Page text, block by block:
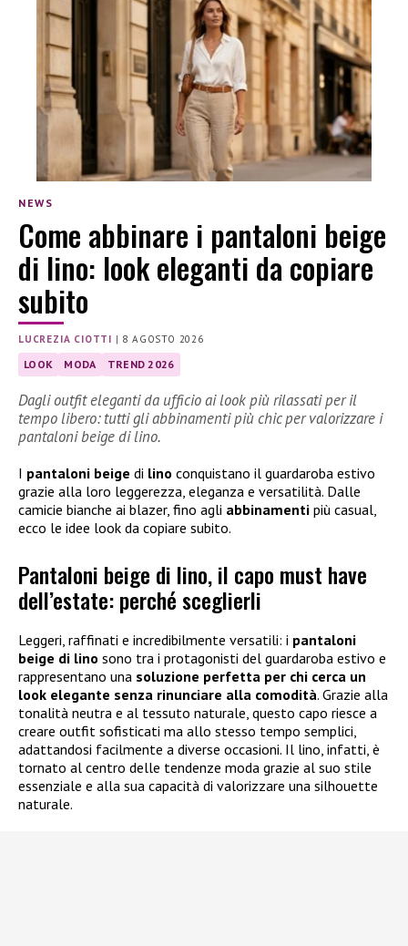
NEWS
Come abbinare i pantaloni beige
di lino: look eleganti da copiare
subito
LUCREZIA CIOTTI | 8 AGOSTO 2026
LOOK MODA TREND 2026
Dagli outfit eleganti da ufficio ai look più rilassati per il
tempo libero: tutti gli abbinamenti più chic per valorizzare i
pantaloni beige di lino.
I pantaloni beige di lino conquistano il guardaroba estivo
grazie alla loro leggerezza, eleganza e versatilità. Dalle
camicie bianche ai blazer, fino agli abbinamenti più casual,
ecco le idee look da copiare subito.
Pantaloni beige di lino, il capo must have
dell’estate: perché sceglierli
Leggeri, raffinati e incredibilmente versatili: i pantaloni
beige di lino sono tra i protagonisti del guardaroba estivo e
rappresentano una soluzione perfetta per chi cerca un
look elegante senza rinunciare alla comodità. Grazie alla
tonalità neutra e al tessuto naturale, questo capo riesce a
creare outfit sofisticati ma allo stesso tempo semplici,
adattandosi facilmente a diverse occasioni. Il lino, infatti, è
tornato al centro delle tendenze moda grazie al suo stile
essenziale e alla sua capacità di valorizzare una silhouette
naturale.